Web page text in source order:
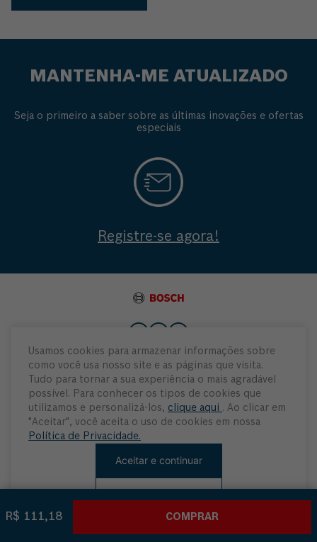
Usamos cookies para armazenar informações sobre
como você usa nosso site e as páginas que visita.
Tudo para tornar a sua experiência o mais agradável
possível. Para conhecer os tipos de cookies que
utilizamos e personalizá-los, clique aqui . Ao clicar em
"Aceitar", você aceita o uso de cookies em nossa
Política de Privacidade.
Aceitar e continuar
R$ 111,18 COMPRAR
MANTENHA-ME ATUALIZADO
Seja o primeiro a saber sobre as últimas inovações e ofertas
especiais
Registre-se agora!
Institucional
Atendimento
Minha Conta